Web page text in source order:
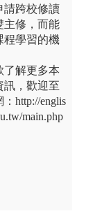
請跨校修讀
主修，而能
程學習的機
了解更多本
訊，歡迎至
http://englis
main.php